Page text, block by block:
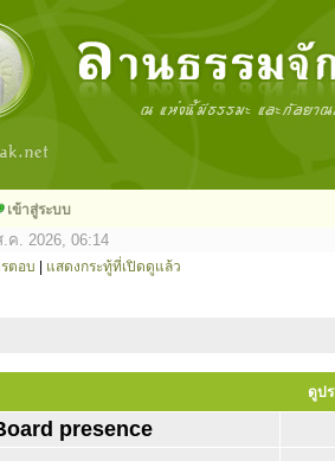
เข้าสู่ระบบ
ค. 2026, 06:14
ตอบ แสดงกระทู้ที่เปิดดูแล้ว
ดูป
presence